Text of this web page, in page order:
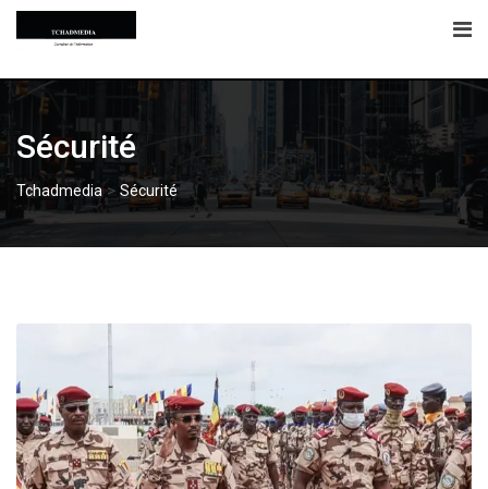
Skip
Sécurité
Tchadmedia> Sécurité